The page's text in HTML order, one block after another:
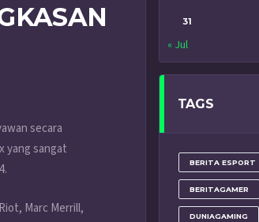
secara
yang sangat
Marc Merrill,
31
« Jul
TAGS
BERITA ESPORT
BERITAGAMER
DUNIAGAMING